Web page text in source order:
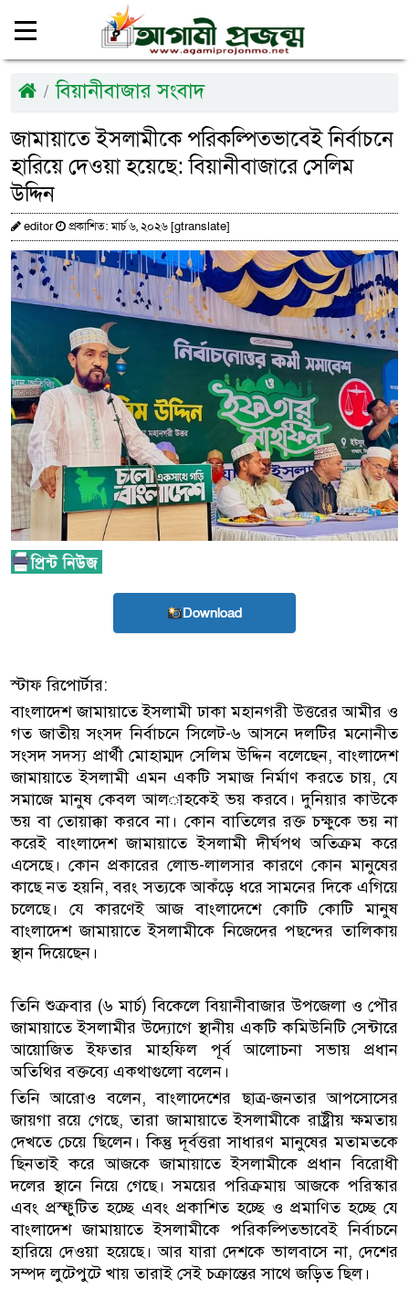
বিয়ানীবাজার সংবাদ
জামায়াতে ইসলামীকে পরিকল্পিতভাবেই নির্বাচনে
হারিয়ে দেওয়া হয়েছে: বিয়ানীবাজারে সেলিম
উদ্দিন
editor প্রকাশিত: মার্চ ৬, ২০২৬ [gtranslate]
Download
স্টাফ রিপোর্টার:
বাংলাদেশ জামায়াতে ইসলামী ঢাকা মহানগরী উত্তরের আমীর ও
গত জাতীয় সংসদ নির্বাচনে সিলেট-৬ আসনে দলটির মনোনীত
সংসদ সদস্য প্রার্থী মোহাম্মদ সেলিম উদ্দিন বলেছেন, বাংলাদেশ
জামায়াতে ইসলামী এমন একটি সমাজ নির্মাণ করতে চায়, যে
সমাজে মানুষ কেবল আল­াহকেই ভয় করবে। দুনিয়ার কাউকে
ভয় বা তোয়াক্কা করবে না। কোন বাতিলের রক্ত চক্ষুকে ভয় না
করেই বাংলাদেশ জামায়াতে ইসলামী দীর্ঘপথ অতিক্রম করে
এসেছে। কোন প্রকারের লোভ-লালসার কারণে কোন মানুষের
কাছে নত হয়নি, বরং সত্যকে আকঁড়ে ধরে সামনের দিকে এগিয়ে
চলেছে। যে কারণেই আজ বাংলাদেশে কোটি কোটি মানুষ
বাংলাদেশ জামায়াতে ইসলামীকে নিজেদের পছন্দের তালিকায়
স্থান দিয়েছেন।
তিনি শুক্রবার (৬ মার্চ) বিকেলে বিয়ানীবাজার উপজেলা ও পৌর
জামায়াতে ইসলামীর উদ্যোগে স্থানীয় একটি কমিউনিটি সেন্টারে
আয়োজিত ইফতার মাহফিল পূর্ব আলোচনা সভায় প্রধান
অতিথির বক্তব্যে একথাগুলো বলেন।
তিনি আরোও বলেন, বাংলাদেশের ছাত্র-জনতার আপসোসের
জায়গা রয়ে গেছে, তারা জামায়াতে ইসলামীকে রাষ্ট্রীয় ক্ষমতায়
দেখতে চেয়ে ছিলেন। কিন্তু দূর্বত্তরা সাধারণ মানুষের মতামতকে
ছিনতাই করে আজকে জামায়াতে ইসলামীকে প্রধান বিরোধী
দলের স্থানে নিয়ে গেছে। সময়ের পরিক্রমায় আজকে পরিস্কার
এবং প্রস্ফুটিত হচ্ছে এবং প্রকাশিত হচ্ছে ও প্রমাণিত হচ্ছে যে
বাংলাদেশ জামায়াতে ইসলামীকে পরিকল্পিতভাবেই নির্বাচনে
হারিয়ে দেওয়া হয়েছে। আর যারা দেশকে ভালবাসে না, দেশের
সম্পদ লুটেপুটে খায় তারাই সেই চক্রান্তের সাথে জড়িত ছিল।